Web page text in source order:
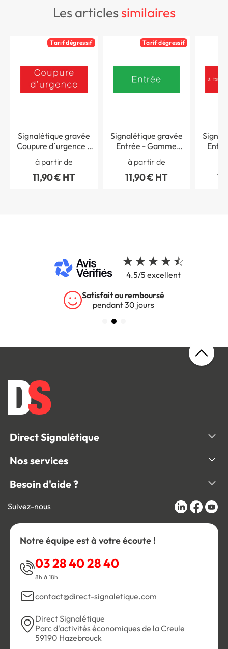
les articlessimilaires
Tarif dégressif
Signalétique gravée
Coupure d´urgence -
Gamme Couleur
à partir de
11,90 € HT
Tarif dégressif
Signalétique gravée
Entrée - Gamme
Couleur
à partir de
11,90 € HT
4.5/5 excellent
Garantie 5 ans
sur tous nos produits
Direct Signalétique
Nos services
Besoin d'aide ?
Suivez-nous
Notre équipe est à votre écoute !
03 28 40 28 40
8h à 18h
contact@direct-signaletique.com
Direct Signalétique
Parc d'activités économiques de la Creule
59190 Hazebrouck